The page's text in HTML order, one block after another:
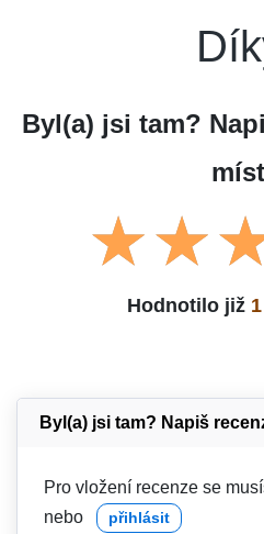
Byl(a) jsi tam?
Hodnotilo již
Byl(a) jsi tam? Napiš
Pro vložení recenze se
nebo přihlásit